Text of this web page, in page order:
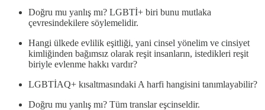
Doğru mu yanlış mı? LGBTİ+ biri bunu mutlaka
çevresindekilere söylemelidir.
Hangi ülkede evlilik eşitliği, yani cinsel yönelim ve cinsiyet
kimliğinden bağımsız olarak reşit insanların, istedikleri reşit
biriyle evlenme hakkı vardır?
LGBTİAQ+ kısaltmasındaki A harfi hangisini tanımlayabilir?
Doğru mu yanlış mı? Tüm translar eşcinseldir.